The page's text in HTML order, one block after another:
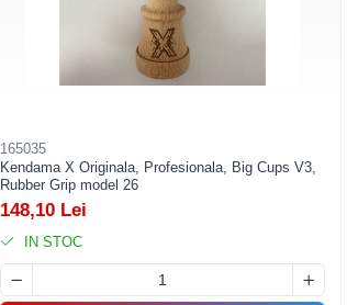
165035
Kendama X Originala, Profesionala, Big Cups V3,
Rubber Grip model 26
148,10 Lei
IN STOC